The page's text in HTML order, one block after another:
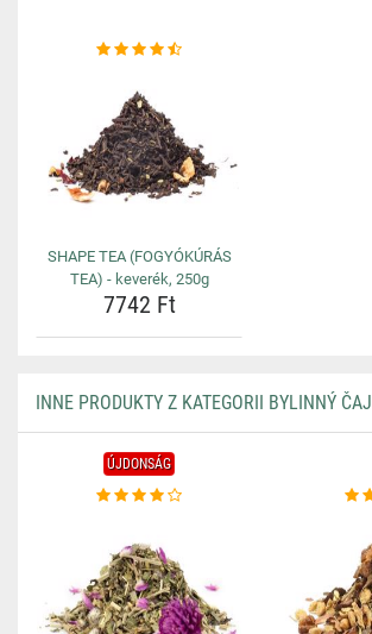
SHAPE TEA (FOGYÓKÚRÁS
TEA) - keverék, 250g
7742 Ft
INNE PRODUKTY Z KATEGORII BYLINNÝ ČAJ
ÚJDONSÁG